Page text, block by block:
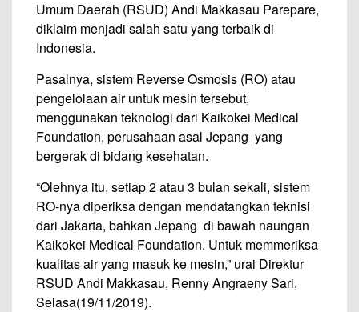
Umum Daerah (RSUD) Andi Makkasau Parepare,
diklaim menjadi salah satu yang terbaik di
Indonesia.
Pasalnya, sistem Reverse Osmosis (RO) atau
pengelolaan air untuk mesin tersebut,
menggunakan teknologi dari Kaikokei Medical
Foundation, perusahaan asal Jepang yang
bergerak di bidang kesehatan.
“Olehnya itu, setiap 2 atau 3 bulan sekali, sistem
RO-nya diperiksa dengan mendatangkan teknisi
dari Jakarta, bahkan Jepang di bawah naungan
Kaikokei Medical Foundation. Untuk memmeriksa
kualitas air yang masuk ke mesin,” urai Direktur
RSUD Andi Makkasau, Renny Angraeny Sari,
Selasa(19/11/2019).